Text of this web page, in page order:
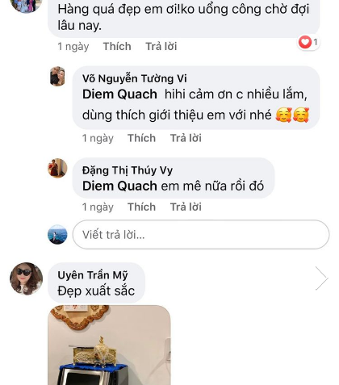
Phố Lê Lai, Phường Hà Cầu, Quận Hà Đông, Hà Nội.
CHÍ MINH
Phạm Văn Bạch, P15, Quận Tân Bình, TP. Hồ Chí Minh.
Hotline: 0973.034.357
THƯƠNG HIỆU ĐỊNH VỊ TOÀN CẦU